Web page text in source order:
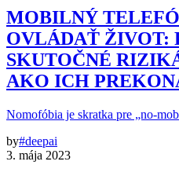
MOBILNÝ
OVLÁDAŤ ŽIVOT:
SKUTOČNÉ
AKO ICH
Nomofóbia je skratka pre „no-
by#deepai
3. mája 2023